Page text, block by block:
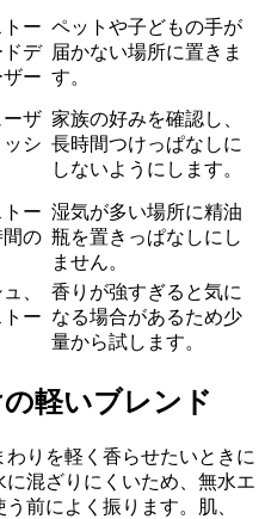
ー
ドデ
ザー
ペットや子どもの手が
届かない場所に置きま
す。
ーザ
シ
家族の好みを確認し、
長時間つけっぱなしに
しないようにします。
ー
間の
湿気が多い場所に精油
瓶を置きっぱなしにし
ません。
、
ー
香りが強すぎると気に
なる場合があるため少
量から試します。
軽いブレンド
りを軽く香らせたいときに
混ざりにくいため、無水エ
前によく振ります。肌、